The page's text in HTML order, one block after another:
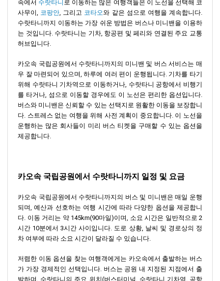
속에서 수랏타니 로 이동하는 많은 여행객들은 이 노선을 선택해 코
사무이,
코팡안 , 그리고 코타오와 같은 섬으로 여행을 계속합니다.
수랏타니까지 이동하는 가장 쉬운 방법은 버스나 미니밴을 이용하
는 것입니다. 수랏타니는 기차, 항공편 및 페리와 연결된 주요 교통
허브입니다.
카오속 국립공원에서 수랏타니까지의 미니밴 및 버스 서비스는 매
우 잘 마련되어 있으며, 하루에 여러 편이 운행됩니다. 기차를 타기
위해 수랏타니 기차역으로 이동하거나, 수랏타니 공항에서 비행기
를 타거나, 섬으로 이동할 경우에도 이 노선은 편리한 옵션입니다.
버스와 미니밴은 신뢰할 수 있는 선택지로 원활한 이동을 보장합니
다. 스트레스 없는 여행을 위해 사전 계획이 중요합니다. 이 노선을
운행하는 많은 회사들이 미리 버스 티켓을 구매할 수 있는 옵션을
제공합니다.
카오속 국립공원에서 수랏타니까지 일정 및 요금
카오속 국립공원에서 수랏타니까지의 버스 및 미니밴은 매일 운행
되며, 예산과 선호하는 여행 시간에 따라 다양한 옵션을 제공합니
다. 이동 거리는 약 145km(90마일)이며, 소요 시간은 일반적으로 2
시간 10분에서 3시간 사이입니다. 도로 상황, 날씨 및 경로상의 정
차 여부에 따라 소요 시간이 달라질 수 있습니다.
저렴한 이동 옵션을 찾는 여행객에게는 카오속에서 출발하는 버스
가 가장 경제적인 선택입니다. 버스는 공원 내 지정된 지점에서 출
발하며, 수랏타니의 주요 위치(버스터미널, 수랏타니 기차역, 공항